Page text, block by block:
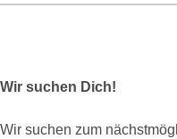
Wir suchen Dich!
Wir suchen zum